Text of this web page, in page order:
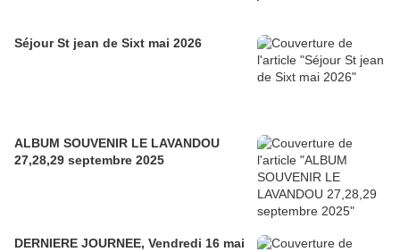
Séjour St jean de Sixt mai 2026
ALBUM SOUVENIR LE LAVANDOU
27,28,29 septembre 2025
DERNIERE JOURNEE, Vendredi 16 mai